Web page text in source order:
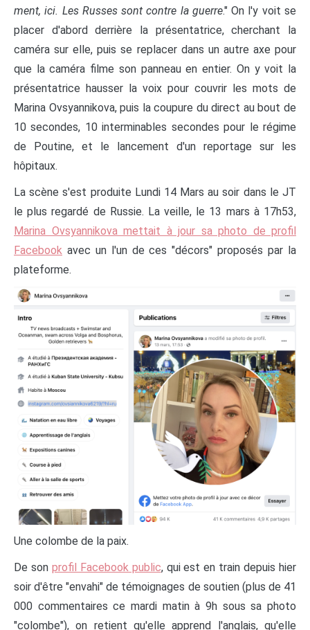
ment, ici. Les Russes sont contre la guerre." On l'y voit se
placer d'abord derrière la présentatrice, cherchant la
caméra sur elle, puis se replacer dans un autre axe pour
que la caméra filme son panneau en entier. On y voit la
présentatrice hausser la voix pour couvrir les mots de
Marina Ovsyannikova, puis la coupure du direct au bout de
10 secondes, 10 interminables secondes pour le régime
de Poutine, et le lancement d'un reportage sur les
hôpitaux.
La scène s'est produite Lundi 14 Mars au soir dans le JT
le plus regardé de Russie. La veille, le 13 mars à 17h53,
Marina Ovsyannikova mettait à jour sa photo de profil
Facebook avec un l'un de ces "décors" proposés par la
plateforme.
Une colombe de la paix.
De son profil Facebook public, qui est en train depuis hier
soir d'être "envahi" de témoignages de soutien (plus de 41
000 commentaires ce mardi matin à 9h sous sa photo
"colombe"), on retient qu'elle apprend l'anglais, qu'elle